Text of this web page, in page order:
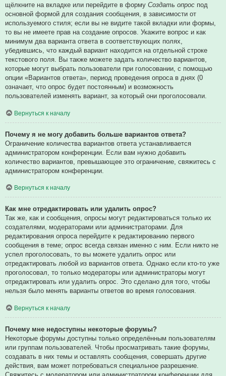
щёлкните на вкладке или перейдите в форму Создать опрос под
основной формой для создания сообщения, в зависимости от
используемого стиля; если вы не видите такой вкладки или формы,
то вы не имеете прав на создание опросов. Укажите вопрос и как
минимум два варианта ответа в соответствующих полях,
убедившись, что каждый вариант находится на отдельной строке
текстового поля. Вы также можете задать количество вариантов,
которые могут выбрать пользователи при голосовании, с помощью
опции «Вариантов ответа», период проведения опроса в днях (0
означает, что опрос будет постоянным) и возможность
пользователей изменять вариант, за который они проголосовали.
Вернуться к началу
Почему я не могу добавить больше вариантов ответа?
Ограничение количества вариантов ответа устанавливается
администратором конференции. Если вам нужно добавить
количество вариантов, превышающее это ограничение, свяжитесь с
администратором конференции.
Вернуться к началу
Как мне отредактировать или удалить опрос?
Так же, как и сообщения, опросы могут редактироваться только их
создателями, модераторами или администраторами. Для
редактирования опроса перейдите к редактированию первого
сообщения в теме; опрос всегда связан именно с ним. Если никто не
успел проголосовать, то вы можете удалить опрос или
отредактировать любой из вариантов ответа. Однако если кто-то уже
проголосовал, то только модераторы или администраторы могут
отредактировать или удалить опрос. Это сделано для того, чтобы
нельзя было менять варианты ответов во время голосования.
Вернуться к началу
Почему мне недоступны некоторые форумы?
Некоторые форумы доступны только определённым пользователям
или группам пользователей. Чтобы просматривать такие форумы,
создавать в них темы и оставлять сообщения, совершать другие
действия, вам может потребоваться специальное разрешение.